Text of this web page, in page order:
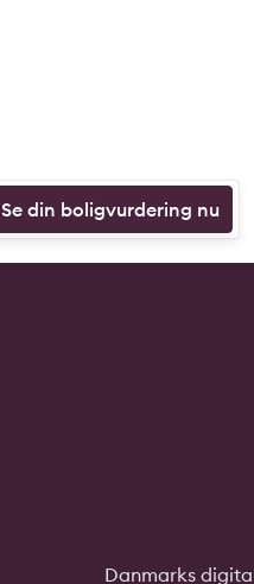
Se din boligvurdering nu
Danmarks